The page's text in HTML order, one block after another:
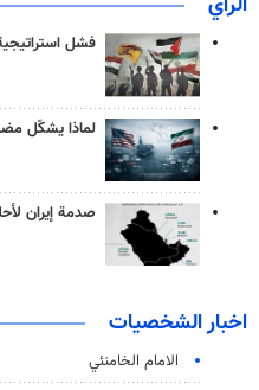
فشل
لماذا يشكّل
صدمة إيران
اخبار الشخصيات
الامام الخامنئي